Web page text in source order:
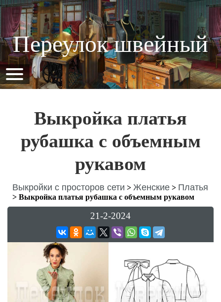
Переулок швейный
Выкройка платья
рубашка с объемным
рукавом
Выкройки с просторов сети > Женские > Платья
> Выкройка платья рубашка с объемным рукавом
21-2-2024